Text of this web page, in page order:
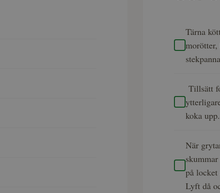
Tärna
Tillsätt
koka upp.
När
på
Lyft då